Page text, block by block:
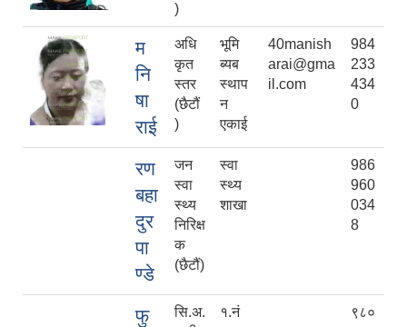
)
म
नि
षा
राई
अधि
कृत
स्तर
(छैटौं
)
भूमि
ब्यब
स्थाप
न
एकाई
40manish
arai@gma
il.com
984
233
434
0
रण
बहा
दुर
पा
ण्डे
जन
स्वा
स्थ्य
निरिक्ष
क
(छैटौं)
स्वा
स्थ्य
शाखा
986
960
034
8
फु
सि.अ.
१.नं
९८०